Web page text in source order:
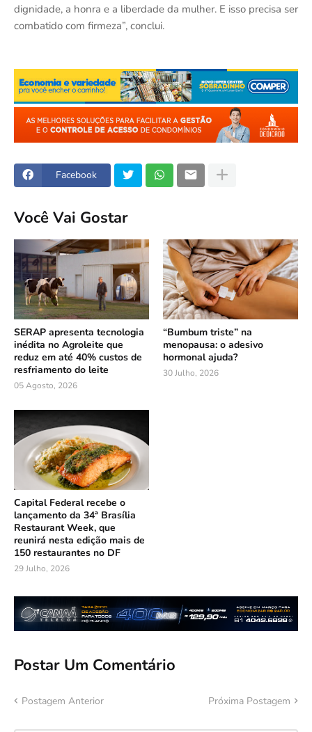
dignidade, a honra e a liberdade da mulher. E isso precisa ser
combatido com firmeza”, conclui.
Facebook
Você Vai Gostar
SERAP apresenta tecnologia
inédita no Agroleite que
reduz em até 40% custos de
resfriamento do leite
05 Agosto, 2026
“Bumbum triste” na
menopausa: o adesivo
hormonal ajuda?
30 Julho, 2026
Capital Federal recebe o
lançamento da 34ª Brasília
Restaurant Week, que
reunirá nesta edição mais de
150 restaurantes no DF
29 Julho, 2026
Postar Um Comentário
Postagem Anterior Próxima Postagem